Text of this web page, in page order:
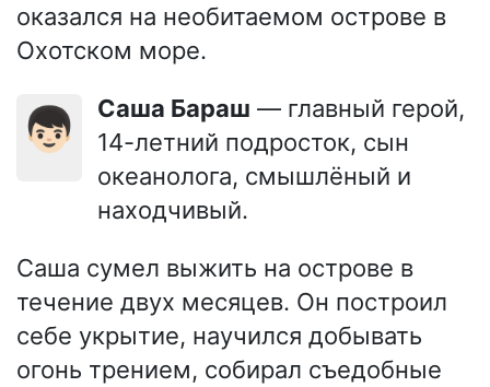
оказался на необитаемом острове в
Охотском море.
👦🏻 Саша Бараш — главный герой,
14-летний подросток, сын
океанолога, смышлёный и
находчивый.
Саша сумел выжить на острове в
течение двух месяцев. Он построил
себе укрытие, научился добывать
огонь трением, собирал съедобные